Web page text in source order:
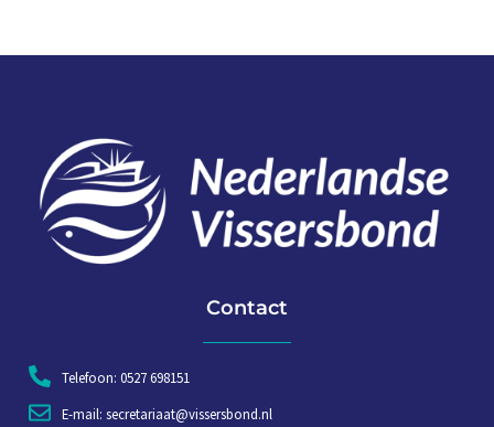
Contact
Telefoon: 0527 698151
E-mail: secretariaat@vissersbond.nl